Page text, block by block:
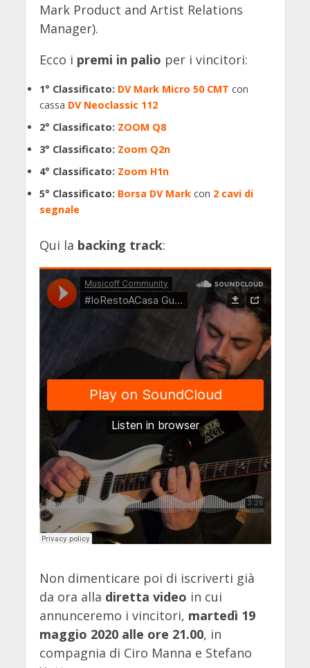
Mark Product and Artist Relations
Manager).
Ecco i premi in palio per i vincitori:
1° Classificato: DV Mark Micro 50 CMT con
cassa DV Neoclassic 112
2° Classificato: ZOOM Q8
3° Classificato: Zoom Q2n
4° Classificato: Zoom H1n
5° Classificato: Borsa DV Markcon 2 cavi di
segnale
Qui la backing track:
Non dimenticare poi di iscriverti già
da ora alla diretta video in cui
annunceremo i vincitori, martedì 19
maggio 2020 alle ore 21.00, in
compagnia di Ciro Manna e Stefano